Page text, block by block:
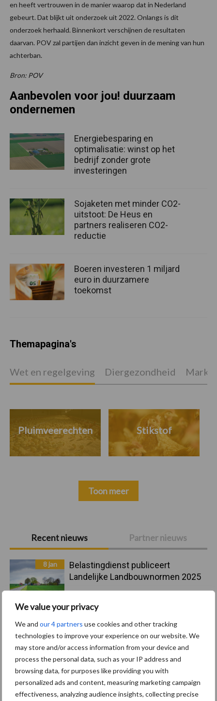
We value your privacy
We and our 4 partners use cookies and other tracking
technologies to improve your experience on our website. We
may store and/or access information from your device and
process the personal data, such as your IP address and
browsing data, for purposes like providing you with
personalized ads and content, measuring marketing campaign
effectiveness, analyzing audience insights, collecting precise
en heeft vertrouwen in de manier waarop dat in Nederland
gebeurt. Dat blijkt uit onderzoek uit 2022. Onlangs is dit
onderzoek herhaald. Binnenkort verschijnen de resultaten
daarvan. POV zal partijen dan inzicht geven in de mening van hun
achterban.
Bron: POV
Primaire
Sidebar
Recent nieuws Partner nieuws
8 jan
Belastingdienst publiceert
Landelijke Landbouwnormen 2025
23 dec
10 praktisch tips om je voor te
bereiden op mogelijke uitval van het
stroomnet
23 dec
EU-pluimveesector groeit door,
maar tempo vlakt af
Aanbevolen voor jou! duurzaam
ondernemen
Energiebesparing en
optimalisatie: winst op het
bedrijf zonder grote
investeringen
Sojaketen met minder CO2-
uitstoot: De Heus en
partners realiseren CO2-
reductie
Boeren investeren 1 miljard
euro in duurzamere
toekomst
Themapagina's
Wet en regelgeving Diergezondheid
Pluimveerechten Stikstof
Toon meer